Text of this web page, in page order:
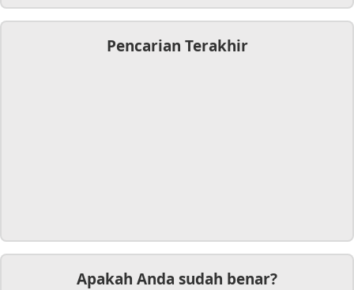
Pencarian Terakhir
Apakah Anda sudah benar?